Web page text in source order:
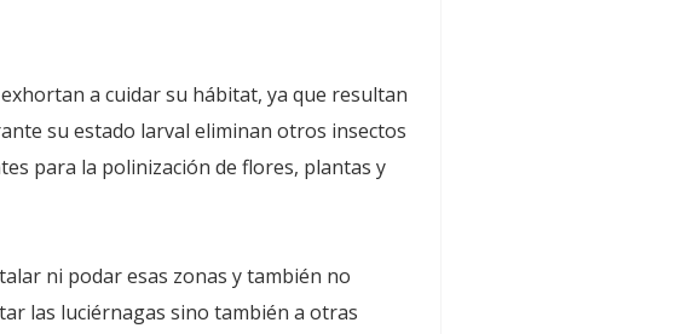
a cuidar su hábitat, ya que resultan
su estado larval eliminan otros insectos
para la polinización de flores, plantas y
ni podar esas zonas y también no
las luciérnagas sino también a otras